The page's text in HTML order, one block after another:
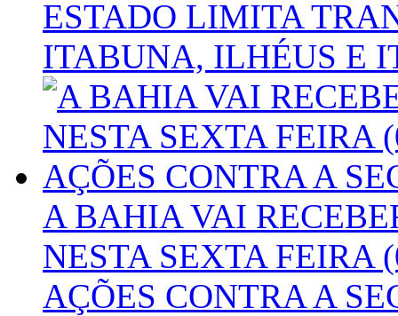
ESTADO LIMITA
ITABUNA, ILHÉUS E
A BAHIA VAI
NESTA SEXTA FEIRA
AÇÕES CONTRA A